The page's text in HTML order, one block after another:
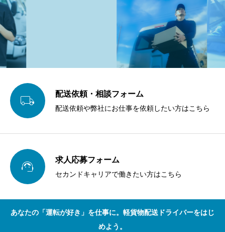
 配送依頼・相談フォーム
配送依頼や弊社にお仕事を依頼したい方はこちら
 求人応募フォーム
セカンドキャリアで働きたい方はこちら
あなたの「運転が好き」を仕事に。軽貨物配送ドライバーをはじ
めよう。